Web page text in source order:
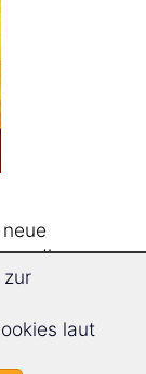
, die
zum
zur
laut